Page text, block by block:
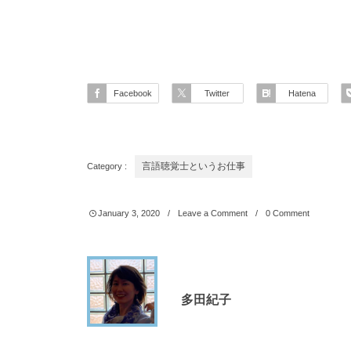
Facebook Twitter Hatena
Category : 言語聴覚士というお仕事
January 3 ,2020 Leave a Comment 0 Comment
多田紀子